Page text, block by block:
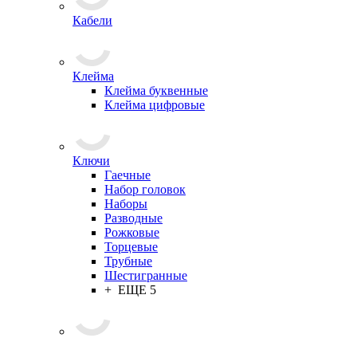
Кабели
Клейма
Клейма буквенные
Клейма цифровые
Ключи
Гаечные
Набор головок
Наборы
Разводные
Рожковые
Торцевые
Трубные
Шестигранные
+ ЕЩЕ 5